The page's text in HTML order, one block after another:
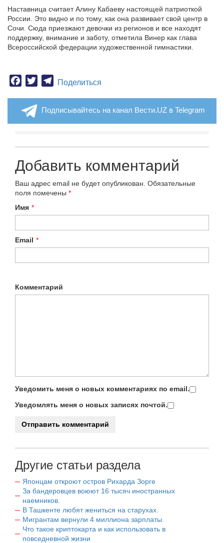
Наставница считает Алину Кабаеву настоящей патриоткой
России. Это видно и по тому, как она развивает свой центр в
Сочи. Сюда приезжают девочки из регионов и все находят
поддержку, внимание и заботу, отметила Винер как глава
Всероссийской федерации художественной гимнастики.
Facebook
TwitterTelegram
Поделиться
Подписывайтесь на канал Вести.UZ в Telegram
Добавить комментарий
Ваш адрес email не будет опубликован. Обязательные
поля помечены *
Имя *
Email *
Комментарий
Уведомить меня о новых комментариях по email.
Уведомлять меня о новых записях почтой.
Другие статьи раздела
Японцам откроют остров Рихарда Зорге
За бандеровцев воюют 16 тысяч иностранных
наемников.
В Ташкенте любят жениться на старухах.
Мигрантам вернули 4 миллиона зарплаты.
Что такое криптокарта и как использовать в
повседневной жизни